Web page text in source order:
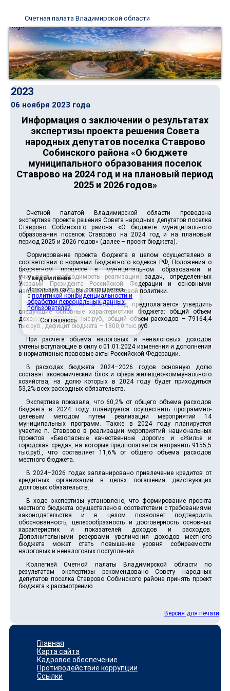
Счетная палата Владимирской области
2023
06 ноября 2023 года
Информация о заключении о результатах
экспертизы проекта решения Совета
народных депутатов поселка Ставрово
Собинского района «О бюджете
муниципального образования поселок
Ставрово на 2024 год и на плановый период
2025 и 2026 годов»
Счетной палатой Владимирской области проведена
экспертиза проекта решения Совета народных депутатов поселка
Ставрово Собинского района «О бюджете муниципального
образования поселок Ставрово на 2024 год и на плановый
период 2025 и 2026 годов» (далее – проект бюджета).
Формирование проекта бюджета в целом осуществлено в
соответствии с нормами Бюджетного кодекса РФ, Положения о
бюджетном процессе в муниципальном образовании и
учитывает необходимость реализации задач, определенных
Указами Президента Российской Федерации и основными
направлениями бюджетной и налоговой политики.
Проектом бюджета на 2024 год предполагается утвердить
следующие основные характеристики бюджета: общий объем
доходов – 77364,4 тыс.руб., общий объем расходов – 79164,4
тыс.руб., дефицит бюджета – 1800,0 тыс.руб.
При расчете объема налоговых и неналоговых доходов
учтены вступающие в силу с 01.01.2024 изменения и дополнения
в нормативные правовые акты Российской Федерации.
В расходах бюджета 2024–2026 годов основную долю
составят экономический блок и сфера жилищно-коммунального
хозяйства, на долю которых в 2024 году будет приходиться
53,2% всех расходных обязательств.
Экспертиза показала, что 60,2% от общего объема расходов
бюджета в 2024 году планируется осуществить программно-
целевым методом путем реализации мероприятий 14
муниципальных программ. Также в 2024 году планируется
участие п. Ставрово в реализации мероприятий национальных
проектов «Безопасные качественные дороги» и «Жилье и
городская среда», на которые предполагается направить 9155,5
тыс.руб., что составляет 11,6% от общего объема расходов
местного бюджета.
В 2024–2026 годах запланировано привлечение кредитов от
кредитных организаций в целях погашения действующих
долговых обязательств.
В ходе экспертизы установлено, что формирование проекта
местного бюджета осуществлено в соответствии с требованиями
законодательства и в целом позволяет подтвердить
обоснованность, целесообразность и достоверность основных
характеристик и показателей доходов и расходов.
Дополнительными резервами увеличения доходов местного
бюджета может стать повышение уровня собираемости
налоговых и неналоговых поступлений.
Коллегией Счетной палаты Владимирской области по
результатам экспертизы рекомендовано Совету народных
депутатов поселка Ставрово Собинского района принять проект
бюджета к рассмотрению.
Версия для печати
Главная
Карта сайта
Кадровое обеспечение
Противодействие коррупции
Ссылки
Уведомление
Используя сайт, вы соглашаетесь
с политикой конфиденциальности и
обработки персональных данных
пользователей.
Соглашаюсь